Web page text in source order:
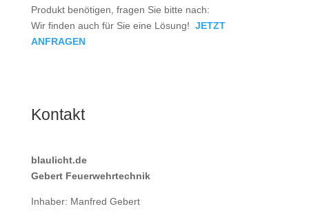
Produkt benötigen, fragen Sie bitte nach:
Wir finden auch für Sie eine Lösung! JETZT
ANFRAGEN
Kontakt
blaulicht.de
Gebert Feuerwehrtechnik
Inhaber: Manfred Gebert